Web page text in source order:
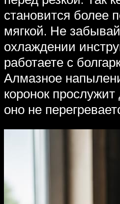
становится более
мягкой. Не
охлаждении
работаете с
Алмазное
коронок
оно не